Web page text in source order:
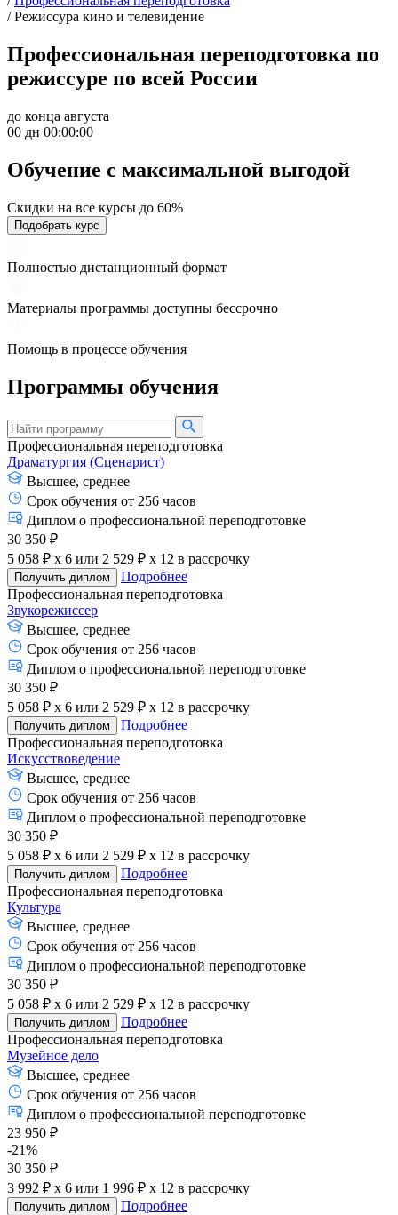
/ Режиссура кино и телевидение
Профессиональная переподготовка по
режиссуре по всей России
до конца августа
00 дн 00:00:00
Обучение с максимальной выгодой
Скидки на все курсы до 60%
Подобрать курс
Полностью дистанционный формат
Материалы программы доступны бессрочно
Помощь в процессе обучения
Программы обучения
Профессиональная переподготовка
Драматургия (Сценарист)
Высшее, среднее
Срок обучения от 256 часов
Диплом о профессиональной переподготовке
30 350 ₽
5 058 ₽ x 6 или 2 529 ₽ x 12 в рассрочку
Получить диплом
Подробнее
Профессиональная переподготовка
Звукорежиссер
Высшее, среднее
Срок обучения от 256 часов
Диплом о профессиональной переподготовке
30 350 ₽
5 058 ₽ x 6 или 2 529 ₽ x 12 в рассрочку
Получить диплом
Подробнее
Профессиональная переподготовка
Искусствоведение
Высшее, среднее
Срок обучения от 256 часов
Диплом о профессиональной переподготовке
30 350 ₽
5 058 ₽ x 6 или 2 529 ₽ x 12 в рассрочку
Получить диплом
Подробнее
Профессиональная переподготовка
Культура
Высшее, среднее
Срок обучения от 256 часов
Диплом о профессиональной переподготовке
30 350 ₽
5 058 ₽ x 6 или 2 529 ₽ x 12 в рассрочку
Получить диплом
Подробнее
Профессиональная переподготовка
Музейное дело
Высшее, среднее
Срок обучения от 256 часов
Диплом о профессиональной переподготовке
23 950 ₽
-21%
30 350 ₽
3 992 ₽ x 6 или 1 996 ₽ x 12 в рассрочку
Получить диплом
Подробнее